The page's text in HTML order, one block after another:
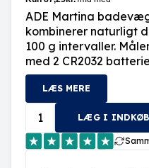
ADE Martina
kombinerer naturligt
100 g intervaller.
med 2 CR2032
LÆS MERE
LÆG I